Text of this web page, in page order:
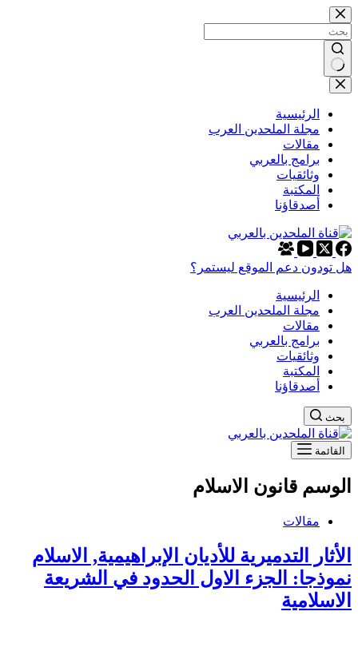
التجاوز
إلى
المحتوى
لا
نتائج
الرئيسية
مجلة الملحدين العرب
مقالات
برامج بالعربي
وثائقيات
المكتبة
أصدقاؤنا
هل تودون دعم الموقع ليستمر؟
الرئيسية
مجلة الملحدين العرب
مقالات
برامج بالعربي
وثائقيات
المكتبة
أصدقاؤنا
بحث
القائمة
الوسم قانون الاسلام
مقالات
الأثار التدميرية للأديان الإبراهيمية, الاسلام
نموذجا: الجزء الاول الحدود في الشريعة
الاسلامية